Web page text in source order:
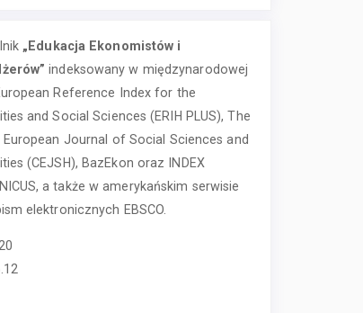
„Edukacja Ekonomistów i
indeksowany w międzynarodowej
Reference Index for the
and Social Sciences (ERIH PLUS), The
European Journal of Social Sciences and
(CEJSH), BazEkon oraz INDEX
a także w amerykańskim serwisie
elektronicznych EBSCO.